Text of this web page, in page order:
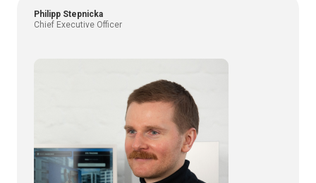
Philipp Stepnicka
Chief Executive Officer